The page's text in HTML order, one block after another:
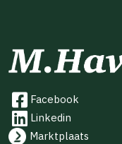
Facebook
Linkedin
Marktplaats